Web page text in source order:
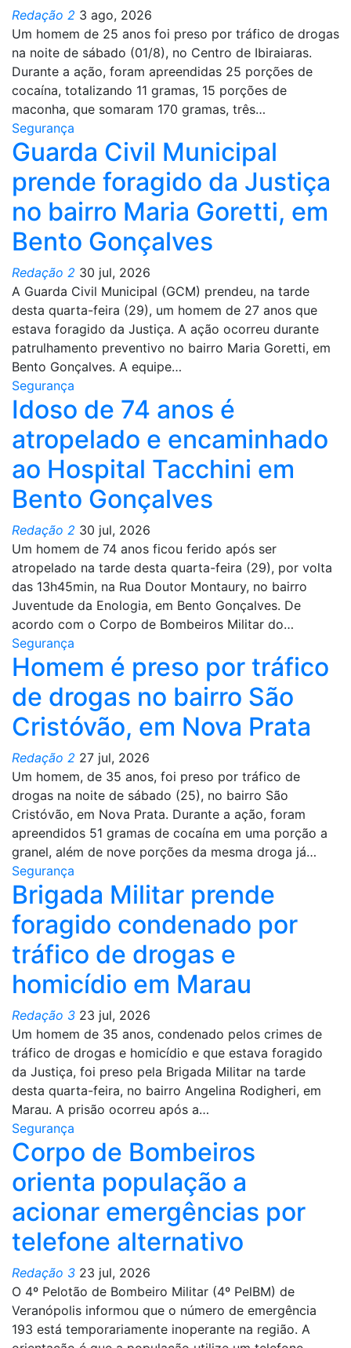
Redação 2 3 ago, 2026
Um homem de 25 anos foi preso por tráfico de drogas
na noite de sábado (01/8), no Centro de Ibiraiaras.
Durante a ação, foram apreendidas 25 porções de
cocaína, totalizando 11 gramas, 15 porções de
maconha, que somaram 170 gramas, três…
Segurança
Guarda Civil Municipal
prende foragido da Justiça
no bairro Maria Goretti, em
Bento Gonçalves
Redação 2 30 jul, 2026
A Guarda Civil Municipal (GCM) prendeu, na tarde
desta quarta-feira (29), um homem de 27 anos que
estava foragido da Justiça. A ação ocorreu durante
patrulhamento preventivo no bairro Maria Goretti, em
Bento Gonçalves. A equipe…
Segurança
Idoso de 74 anos é
atropelado e encaminhado
ao Hospital Tacchini em
Bento Gonçalves
Redação 2 30 jul, 2026
Um homem de 74 anos ficou ferido após ser
atropelado na tarde desta quarta-feira (29), por volta
das 13h45min, na Rua Doutor Montaury, no bairro
Juventude da Enologia, em Bento Gonçalves. De
acordo com o Corpo de Bombeiros Militar do…
Segurança
Homem é preso por tráfico
de drogas no bairro São
Cristóvão, em Nova Prata
Redação 2 27 jul, 2026
Um homem, de 35 anos, foi preso por tráfico de
drogas na noite de sábado (25), no bairro São
Cristóvão, em Nova Prata. Durante a ação, foram
apreendidos 51 gramas de cocaína em uma porção a
granel, além de nove porções da mesma droga já…
Segurança
Brigada Militar prende
foragido condenado por
tráfico de drogas e
homicídio em Marau
Redação 3 23 jul, 2026
Um homem de 35 anos, condenado pelos crimes de
tráfico de drogas e homicídio e que estava foragido
da Justiça, foi preso pela Brigada Militar na tarde
desta quarta-feira, no bairro Angelina Rodigheri, em
Marau. A prisão ocorreu após a…
Segurança
Corpo de Bombeiros
orienta população a
acionar emergências por
telefone alternativo
Redação 3 23 jul, 2026
O 4º Pelotão de Bombeiro Militar (4º PelBM) de
Veranópolis informou que o número de emergência
193 está temporariamente inoperante na região. A